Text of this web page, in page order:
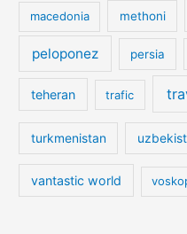
macedonia methoni
peloponez persia
teheran trafic
turkmenistan
vantastic world